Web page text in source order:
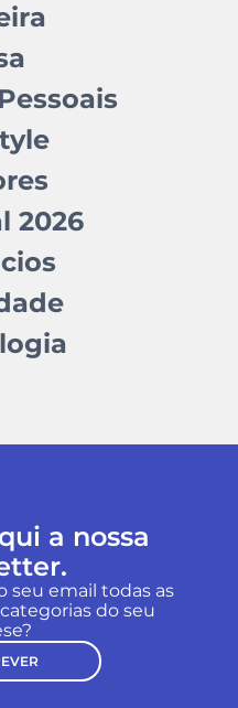
2026
a nossa
seu email todas as
do seu